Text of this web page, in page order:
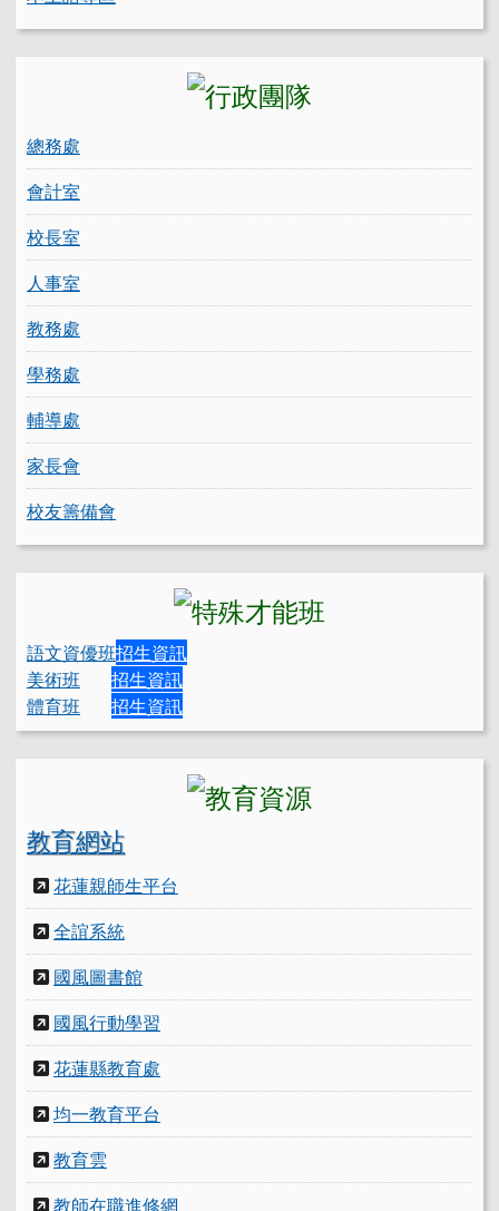
總務處
會計室
校長室
人事室
教務處
學務處
輔導處
家長會
校友籌備會
語文資優班招生資訊
美術班
招生資訊
體育班
招生資訊
教育網站
花蓮親師生平台
全誼系統
國風圖書館
國風行動學習
花蓮縣教育處
均一教育平台
教育雲
教師在職進修網